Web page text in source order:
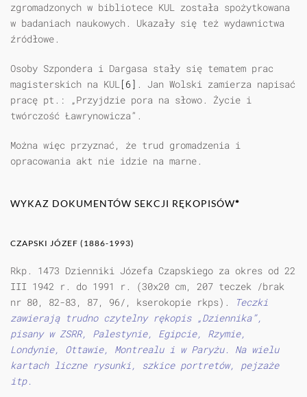
zgromadzonych w bibliotece KUL została spożytkowana
w badaniach naukowych. Ukazały się też wydawnictwa
źródłowe.
Osoby Szpondera i Dargasa stały się tematem prac
magisterskich na KUL[6] . Jan Wolski zamierza napisać
pracę pt.: „Przyjdzie pora na słowo. Życie i
twórczość Ławrynowicza”.
Można więc przyznać, że trud gromadzenia i
opracowania akt nie idzie na marne.
WYKAZ DOKUMENTÓW SEKCJI RĘKOPISÓW*
CZAPSKI JÓZEF (1886-1993)
Rkp. 1473 Dzienniki Józefa Czapskiego za okres od 22
III 1942 r. do 1991 r. (30x20 cm, 207 teczek /brak
nr 80, 82-83, 87, 96/, kserokopie rkps).
Teczki
zawierają trudno czytelny rękopis „Dziennika”,
pisany w ZSRR, Palestynie, Egipcie, Rzymie,
Londynie, Ottawie, Montrealu i w Paryżu. Na wielu
kartach liczne rysunki, szkice portretów, pejzaże
itp.